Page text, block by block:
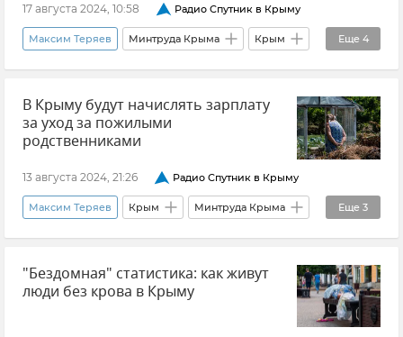
17 августа 2024, 10:58 Радио Спутник в Крыму
Еще 4
Максим Теряев Минтруда Крыма Крым
Общество
Министерство труда и соцзащиты Крыма
Соцзащита Новости Крыма
В Крыму будут начислять зарплату
за уход за пожилыми
родственниками
13 августа 2024, 21:26 Радио Спутник в Крыму
Еще 3
Максим Теряев Крым Минтруда Крыма
Общество Новости Крыма Соцзащита
"Бездомная" статистика: как живут
люди без крова в Крыму